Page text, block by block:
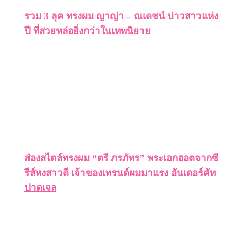
รวม 3 ลุค ทรงผม ญาญ่า – ณเดชน์ บ่าวสาวแห่ง
ปี ที่สวยหล่อยิ่งกว่าในเทพนิยาย
ส่องสไตล์ทรงผม “ตรี ภรภัทร” พระเอกฮอตจากซี
รีส์หงสาวดี เจ้าของเทรนด์ผมมาแรง อันเดอร์คัท
ปาดเจล